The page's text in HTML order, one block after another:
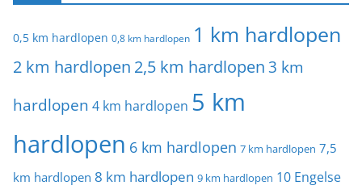
0,5 km hardlopen 0,8 km hardlopen 1 km hardlopen
2 km hardlopen 2,5 km hardlopen 3 km
hardlopen 4 km hardlopen 5 km
hardlopen 6 km hardlopen 7 km hardlopen 7,5
km hardlopen 8 km hardlopen 9 km hardlopen 10 Engelse